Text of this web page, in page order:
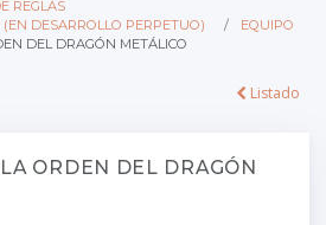
REGLAS
DESARROLLO PERPETUO)
EQUIPO
DEL DRAGÓN METÁLICO
Listado
ORDEN DEL DRAGÓN